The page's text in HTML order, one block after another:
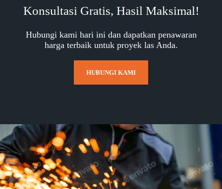
Konsultasi Gratis, Hasil Maksimal!
Hubungi kami hari ini dan dapatkan penawaran
harga terbaik untuk proyek las Anda.
HUBUNGI KAMI